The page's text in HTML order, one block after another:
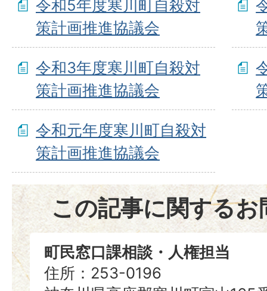
令和5年度寒川町自殺対
策計画推進協議会
令和3年度寒川町自殺対
策計画推進協議会
令和元年度寒川町自殺対
策計画推進協議会
この記事に関するお
町民窓口課相談・人権担当
住所：253-0196